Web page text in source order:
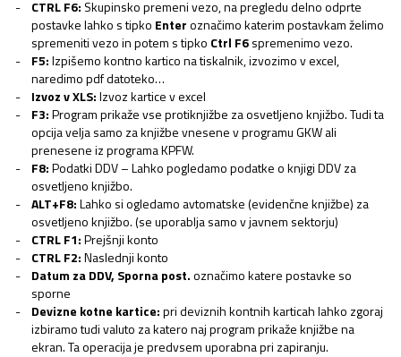
CTRL F6: Skupinsko premeni vezo, na pregledu delno odprte
postavke lahko s tipko Enteroznačimo katerim postavkam želimo
spremeniti vezo in potem s tipko Ctrl F6spremenimo vezo.
F5:Izpišemo kontno kartico na tiskalnik, izvozimo v excel,
naredimo pdf datoteko…
Izvoz v XLS:Izvoz kartice v excel
F3:Program prikaže vse protiknjižbe za osvetljeno knjižbo. Tudi ta
opcija velja samo za knjižbe vnesene v programu GKW ali
prenesene iz programa KPFW.
F8:Podatki DDV – Lahko pogledamo podatke o knjigi DDV za
osvetljeno knjižbo.
ALT+F8:Lahko si ogledamo avtomatske (evidenčne knjižbe) za
osvetljeno knjižbo. (se uporablja samo v javnem sektorju)
CTRL F1:Prejšnji konto
CTRL F2:Naslednji konto
Datum za DDV, Sporna post.označimo katere postavke so
sporne
Devizne kotne kartice:pri deviznih kontnih karticah lahko zgoraj
izbiramo tudi valuto za katero naj program prikaže knjižbe na
ekran. Ta operacija je predvsem uporabna pri zapiranju.